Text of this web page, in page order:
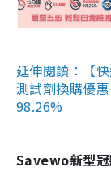
延伸閱讀：【
測試劑換購優
98.26%
Savewo新型